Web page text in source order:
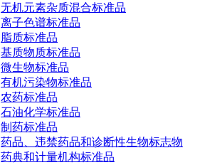
无机元素杂质混合标准品
离子色谱标准品
脂质标准品
基质物质标准品
微生物标准品
有机污染物标准品
农药标准品
石油化学标准品
制药标准品
药品、违禁药品和诊断性生物标志物
药典和计量机构标准品